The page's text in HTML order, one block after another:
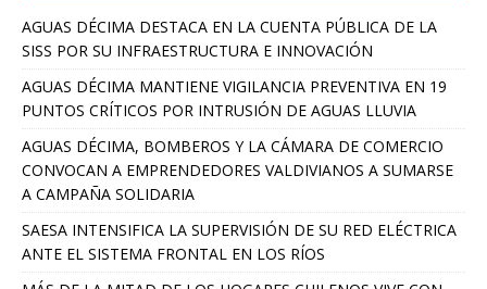
AGUAS DÉCIMA DESTACA EN LA CUENTA PÚBLICA DE LA
SISS POR SU INFRAESTRUCTURA E INNOVACIÓN
AGUAS DÉCIMA MANTIENE VIGILANCIA PREVENTIVA EN 19
PUNTOS CRÍTICOS POR INTRUSIÓN DE AGUAS LLUVIA
AGUAS DÉCIMA, BOMBEROS Y LA CÁMARA DE COMERCIO
CONVOCAN A EMPRENDEDORES VALDIVIANOS A SUMARSE
A CAMPAÑA SOLIDARIA
SAESA INTENSIFICA LA SUPERVISIÓN DE SU RED ELÉCTRICA
ANTE EL SISTEMA FRONTAL EN LOS RÍOS